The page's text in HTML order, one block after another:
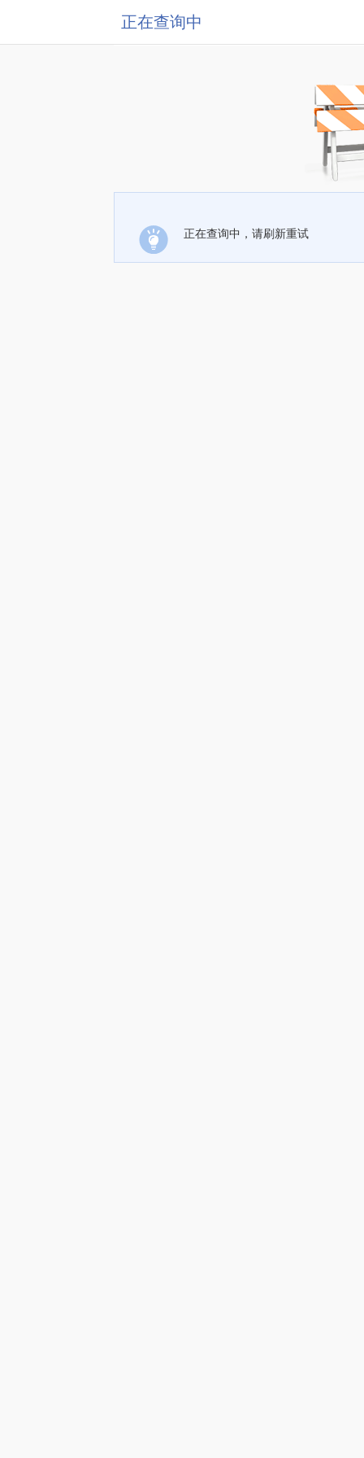
正在查询中
正在查询中，请刷新重试